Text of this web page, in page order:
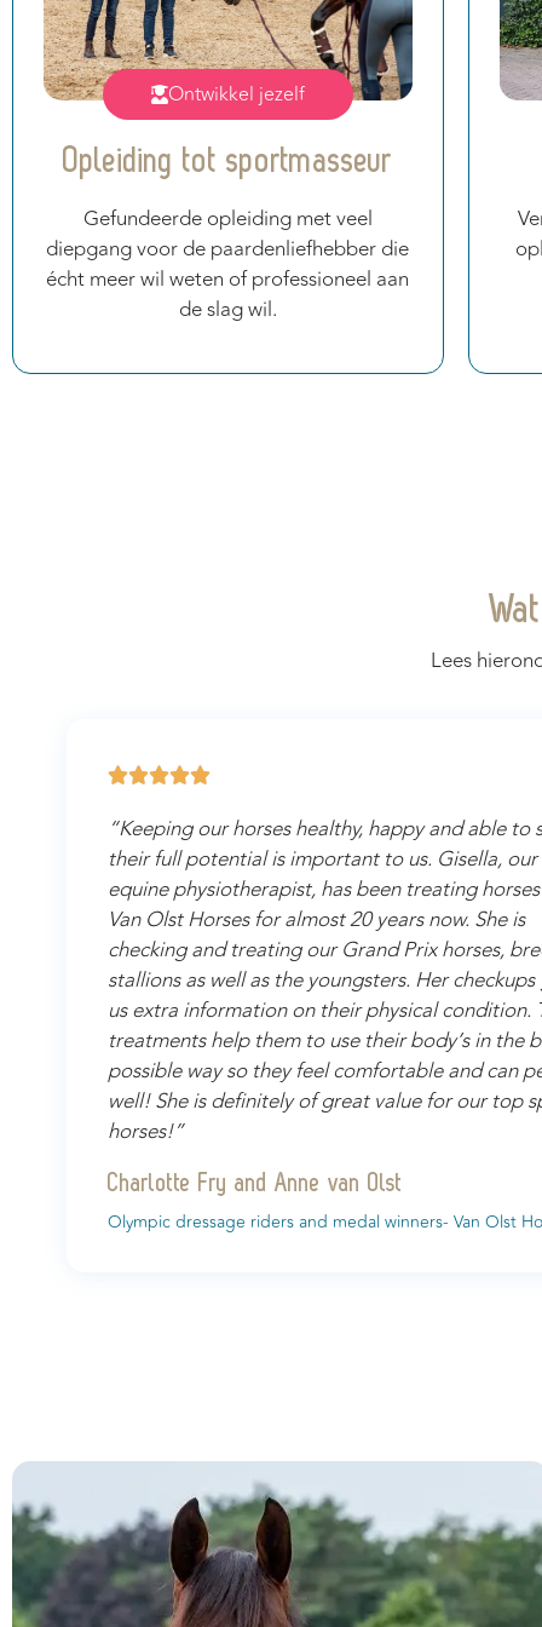
Ontwikkel jezelf
Opleiding tot sportmasseur
Gefundeerde opleiding met veel
diepgang voor de paardenliefhebber die
écht meer wil weten of professioneel aan
de slag wil.
Lees

“Keeping our horses healthy, happy and able to
their full potential is important to us. Gisella, our
equine physiotherapist, has been treating
Van Olst Horses for almost 20 years now. She is
checking and treating our Grand Prix horses,
stallions as well as the youngsters. Her checkups
us extra information on their physical condition.
treatments help them to use their body’s in the
possible way so they feel comfortable and can
well! She is definitely of great value for our top
horses!”
Charlotte Fry and Anne van Olst
Olympic dressage riders and medal winners- Van Olst